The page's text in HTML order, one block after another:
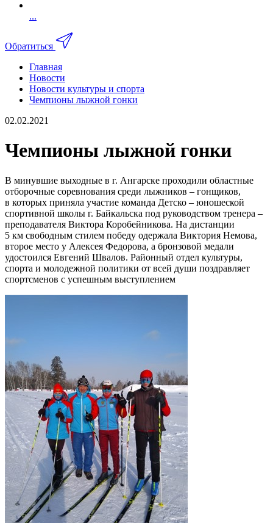
...
Обратиться
Главная
Новости
Новости культуры и спорта
Чемпионы лыжной гонки
02.02.2021
Чемпионы лыжной гонки
В минувшие выходные в г. Ангарске проходили областные
отборочные соревнования среди лыжников – гонщиков,
в которых приняла участие команда Детско – юношеской
спортивной школы г. Байкальска под руководством тренера –
преподавателя Виктора Коробейникова. На дистанции
5 км свободным стилем победу одержала Виктория Немова,
второе место у Алексея Федорова, а бронзовой медали
удостоился Евгений Швалов. Районный отдел культуры,
спорта и молодежной политики от всей души поздравляет
спортсменов с успешным выступлением